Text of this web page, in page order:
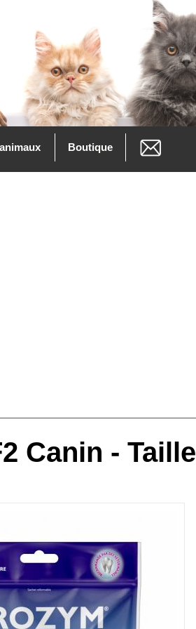
Boutique
Canin -